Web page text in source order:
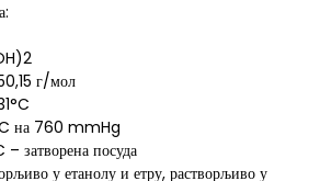
г/мол
на 760 mmHg
затворена посуда
у етанолу и етру, растворљиво у